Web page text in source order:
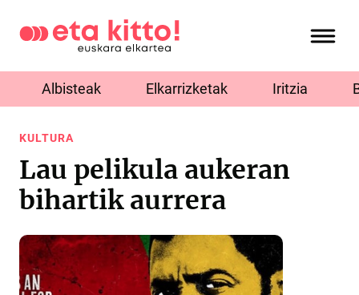
Albisteak Elkarrizketak Iritzia
KULTURA
Lau pelikula aukeran
bihartik aurrera